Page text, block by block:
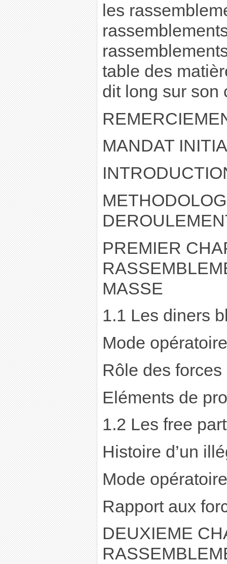
les
table des
dit long sur son
MANDAT
PREMIER
MASSE
1.1 Les diners
Mode opératoire
Rôle des forces
Eléments de
1.2 Les free
Histoire d’un
Mode opératoire
Rapport aux
DEUXIEME